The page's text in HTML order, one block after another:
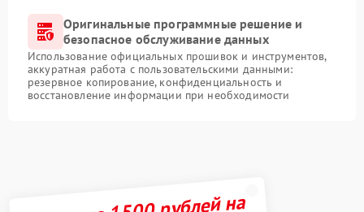
Оригинальные программные решение и
безопасное обслуживание данных
Использование официальных прошивок и инструментов,
аккуратная работа с пользовательскими данными:
резервное копирование, конфиденциальность и
восстановление информации при необходимости